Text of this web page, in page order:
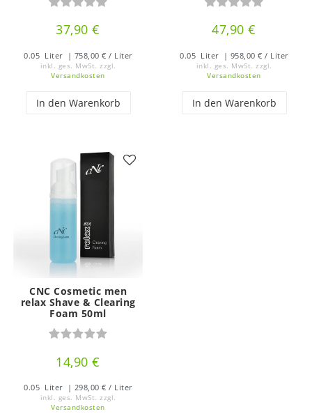
37,90 €
0.05 Liter | 758,00 € / Liter
inkl. ges. MwSt. zzgl.
Versandkosten
In den Warenkorb
47,90 €
0.05 Liter | 958,00 € / Liter
inkl. ges. MwSt. zzgl.
Versandkosten
In den Warenkorb
CNC Cosmetic men
relax Shave & Clearing
Foam 50ml
14,90 €
0.05 Liter | 298,00 € / Liter
inkl. ges. MwSt. zzgl.
Versandkosten